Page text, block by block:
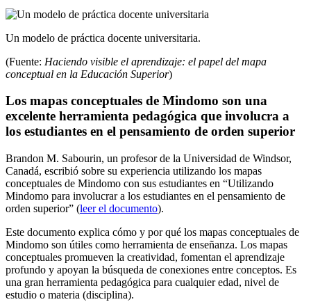
Un modelo de práctica docente universitaria.
(Fuente: Haciendo visible el aprendizaje: el papel del mapa
conceptual en la Educación Superior)
Los mapas conceptuales de Mindomo son una
excelente herramienta pedagógica que involucra a
los estudiantes en el pensamiento de orden superior
Brandon M. Sabourin, un profesor de la Universidad de Windsor,
Canadá, escribió sobre su experiencia utilizando los mapas
conceptuales de Mindomo con sus estudiantes en “Utilizando
Mindomo para involucrar a los estudiantes en el pensamiento de
orden superior” (leer el documento).
Este documento explica cómo y por qué los mapas conceptuales de
Mindomo son útiles como herramienta de enseñanza. Los mapas
conceptuales promueven la creatividad, fomentan el aprendizaje
profundo y apoyan la búsqueda de conexiones entre conceptos. Es
una gran herramienta pedagógica para cualquier edad, nivel de
estudio o materia (disciplina).